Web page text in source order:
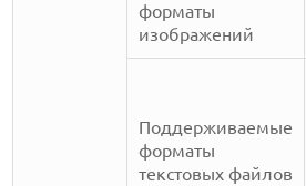
форматы
изображений
Поддерживаемые
форматы
текстовых файлов